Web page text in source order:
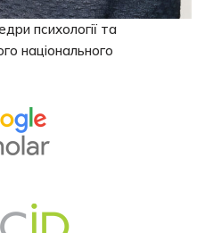
психології та
національного